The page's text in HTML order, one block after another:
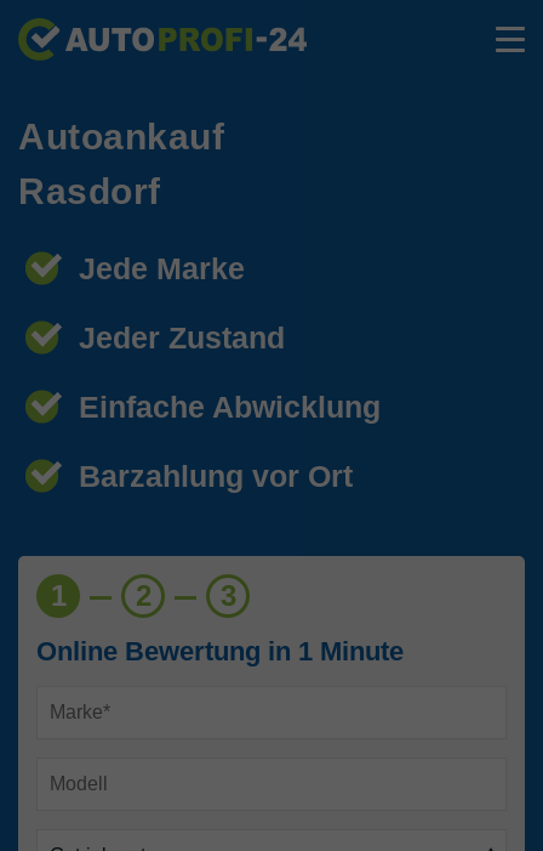
Autoankauf
Rasdorf
Jede Marke
Jeder Zustand
Einfache Abwicklung
Barzahlung vor Ort
1 2 3
Online Bewertung in 1 Minute